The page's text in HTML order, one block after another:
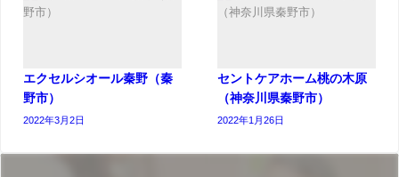
エクセルシオール秦野（秦
野市）
2022年3月2日
セントケアホーム桃の木原
（神奈川県秦野市）
2022年1月26日